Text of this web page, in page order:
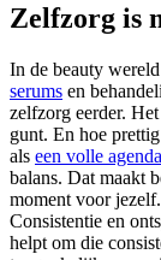
Zelfzorg is
In de beauty
serums en
zelfzorg eerder.
gunt. En hoe
als een volle agenda
balans. Dat maakt
moment voor
Consistentie en
helpt om die